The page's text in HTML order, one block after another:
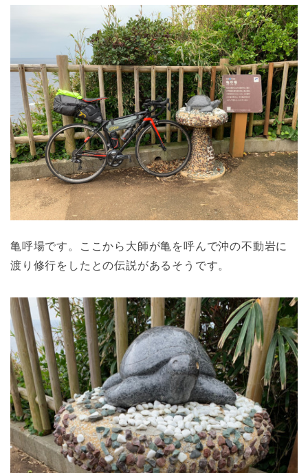
亀呼場です。ここから大師が亀を呼んで沖の不動岩に
渡り修行をしたとの伝説があるそうです。